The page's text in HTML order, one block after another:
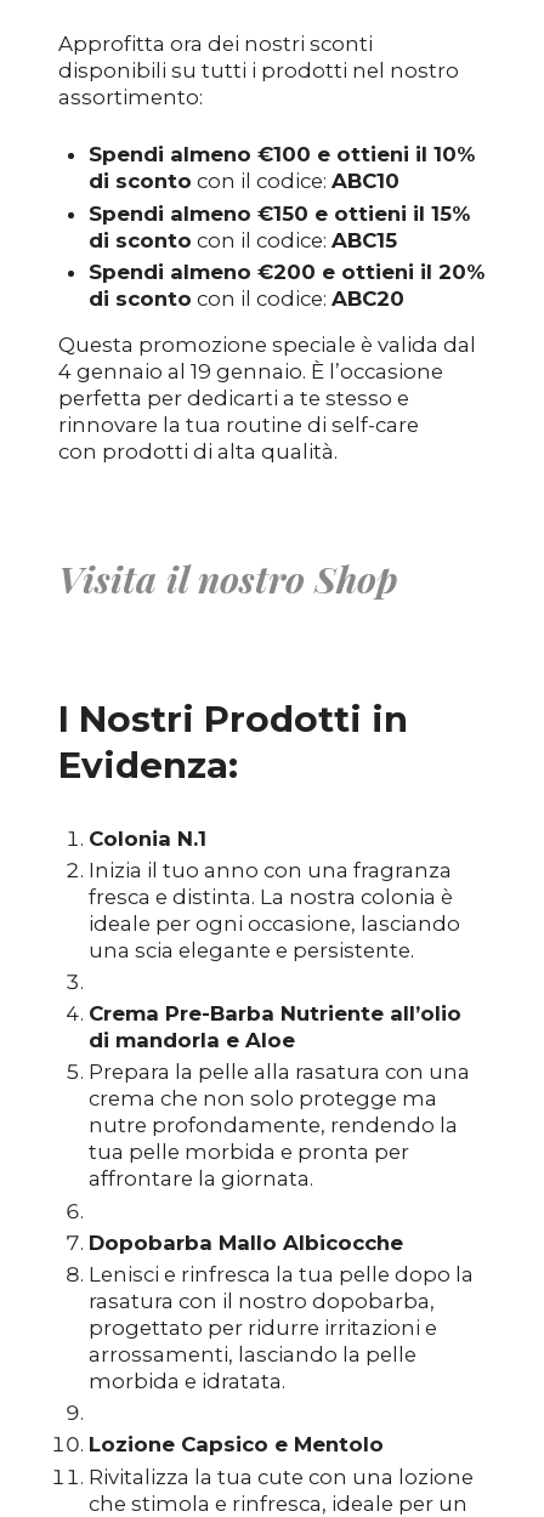
Approfitta ora dei nostri sconti
disponibili su tutti i prodotti nel nostro
assortimento:
Spendi almeno €100 e ottieni il 10%
di sconto con il codice: ABC10
Spendi almeno €150 e ottieni il 15%
di sconto con il codice: ABC15
Spendi almeno €200 e ottieni il 20%
di sconto con il codice: ABC20
Questa promozione speciale è valida dal
4 gennaio al 19 gennaio. È l’occasione
perfetta per dedicarti a te stesso e
rinnovare la tua routine di self-care
con prodotti di alta qualità.
Visita il nostro Shop
I Nostri Prodotti in
Evidenza:
Colonia N.1
Inizia il tuo anno con una fragranza
fresca e distinta. La nostra colonia è
ideale per ogni occasione, lasciando
una scia elegante e persistente.
Crema Pre-Barba Nutriente all’olio
di mandorla e Aloe
Prepara la pelle alla rasatura con una
crema che non solo protegge ma
nutre profondamente, rendendo la
tua pelle morbida e pronta per
affrontare la giornata.
Dopobarba Mallo Albicocche
Lenisci e rinfresca la tua pelle dopo la
rasatura con il nostro dopobarba,
progettato per ridurre irritazioni e
arrossamenti, lasciando la pelle
morbida e idratata.
Lozione Capsico e Mentolo
Rivitalizza la tua cute con una lozione
che stimola e rinfresca, ideale per un